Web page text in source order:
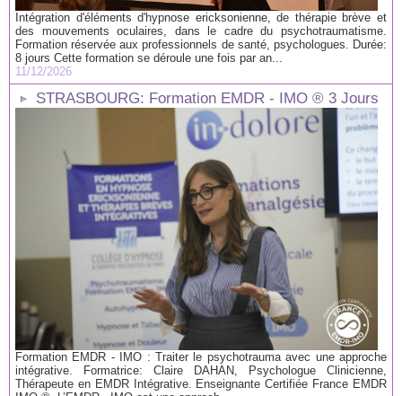
Intégration d'éléments d'hypnose ericksonienne, de thérapie brève et
des mouvements oculaires, dans le cadre du psychotraumatisme.
Formation réservée aux professionnels de santé, psychologues. Durée:
8 jours Cette formation se déroule une fois par an...
11/12/2026
STRASBOURG: Formation EMDR - IMO ® 3 Jours
Formation EMDR - IMO : Traiter le psychotrauma avec une approche
intégrative. Formatrice: Claire DAHAN, Psychologue Clinicienne,
Thérapeute en EMDR Intégrative. Enseignante Certifiée France EMDR